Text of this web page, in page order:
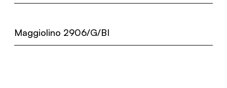
Maggiolino 2906/G/BI